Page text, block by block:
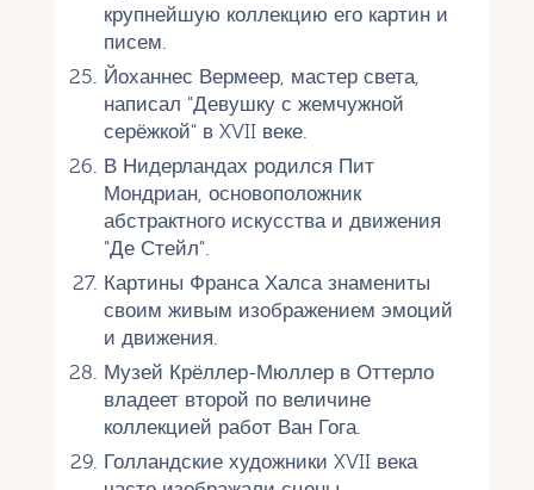
крупнейшую коллекцию его картин и
писем.
Йоханнес Вермеер, мастер света,
написал "Девушку с жемчужной
серёжкой" в XVII веке.
В Нидерландах родился Пит
Мондриан, основоположник
абстрактного искусства и движения
"Де Стейл".
Картины Франса Халса знамениты
своим живым изображением эмоций
и движения.
Музей Крёллер-Мюллер в Оттерло
владеет второй по величине
коллекцией работ Ван Гога.
Голландские художники XVII века